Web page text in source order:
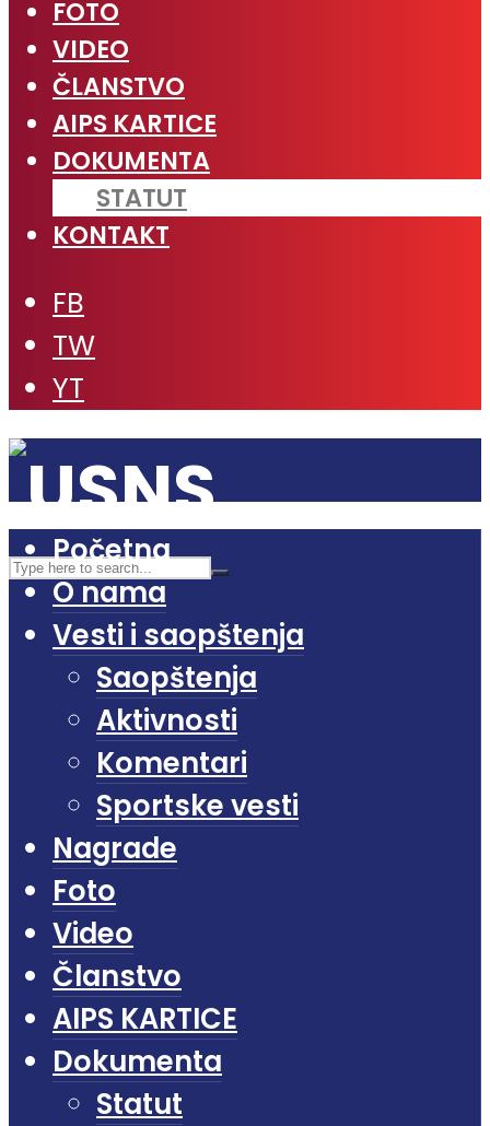
FOTO
VIDEO
ČLANSTVO
AIPS KARTICE
DOKUMENTA
STATUT
KONTAKT
FB
TW
YT
Početna
O nama
Vesti i saopštenja
Saopštenja
Aktivnosti
Komentari
Sportske vesti
Nagrade
Foto
Video
Članstvo
AIPS KARTICE
Dokumenta
Statut